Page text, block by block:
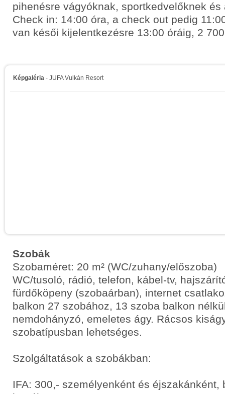
pihenésre vágyóknak, sportkedvelőknek és
Check in: 14:00 óra, a check out pedig
van késői kijelentkezésre 13:00 óráig, 2
Képgaléria - JUFA Vulkán Resort
Szobák
Szobaméret: 20 m² (WC/zuhany/előszoba)
WC/tusoló, rádió, telefon, kábel-tv,
fürdőköpeny (szobaárban), internet
balkon 27 szobához, 13 szoba balkon
nemdohányzó, emeletes ágy. Rácsos
szobatípusban lehetséges.
Szolgáltatások a szobákban:
IFA: 300,- személyenként és éjszakánként,